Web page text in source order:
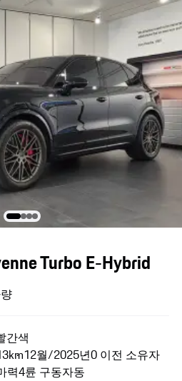
Turbo E-Hybrid
간색
12월/2025년0 이전 소유자
력4륜 구동자동